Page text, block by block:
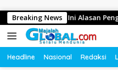
Breaking News
Juta, Ini Alasan Pengasuh
Headline Nasional Redaksi